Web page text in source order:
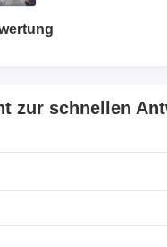
zur schnellen